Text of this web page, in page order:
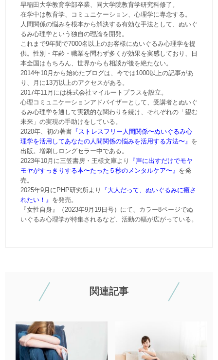
早稲田大学教育学部卒業、同大学院教育学研究科修了。
在学中は教育学、コミュニケーション、心理学に専念する。
人間関係の悩みを根本から解決する有効な手法として、ぬいぐ
るみ心理学という独自の理論を開発。
これまで9年間で7000名以上のお客様にぬいぐるみ心理学を提
供。性別・年齢・職業を問わず多くが効果を実感しており、日
本全国はもちろん、世界からも相談が後を絶たない。
2014年10月から始めたブログは、今では1000以上の記事があ
り、月に13万以上のアクセスがある。
2017年11月には株式会社マイルートプラスを設立。
心理コミュニケーションアドバイザーとして、受講者とぬいぐ
るみ心理学を通して実践的な関わりを続け、それぞれの「望む
未来」の実現の手助けをしている。
2020年、初の著書 『ストレスフリー人間関係〜ぬいぐるみ心
理学を活用してあなたの人間関係の悩みを活用する方法〜』 を
出版。増刷しロングセラー中である。
2023年10月に三笠書房・王様文庫より
『声に出すだけでモヤ
モヤがすっきりする本〜たった５秒のメンタルケア〜』 を発
売。
2025年9月にPHP研究所より
『大人だって、ぬいぐるみに癒さ
れたい！』 を発売。
『女性自身』（2023年9月19日号）にて、カラー8ページでぬ
いぐるみ心理学が特集されるなど、活動の幅が広がっている。
関連記事